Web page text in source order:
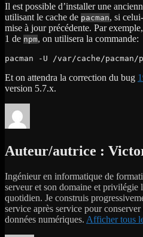
Il est possible d’installer une
utilisant le cache de pacman, si
mise à jour précédente. Par
1 de npm, on utilisera la commande:
pacman -U /var/cache/
Et on attendra la correction du bug
version 5.7.x.
Auteur/autrice :
Ingénieur en informatique de
serveur et son domaine et
quotidien. Je construis
service après service pour
données numériques. Afficher tous